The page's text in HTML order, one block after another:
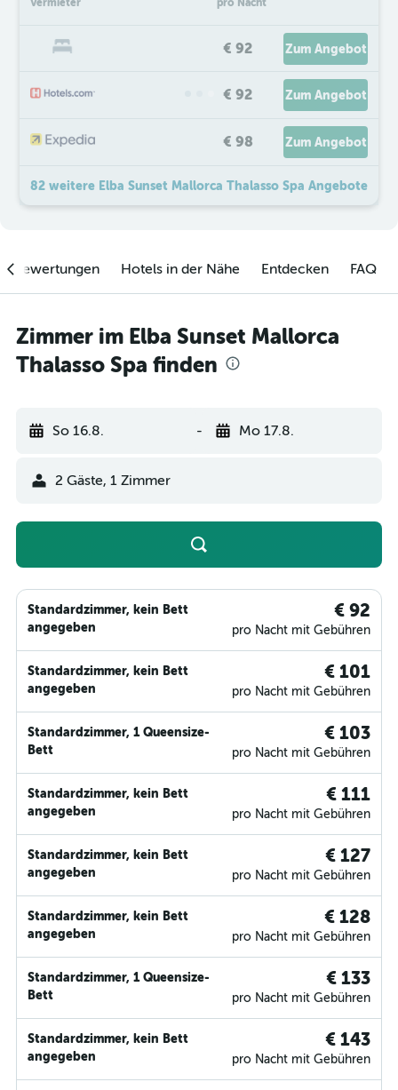
Vermieter pro Nacht
€ 92 Zum Angebot
€ 92 Zum Angebot
€ 98 Zum Angebot
82 weitere Elba Sunset Mallorca Thalasso Spa Angebote
Hotels in der Nähe Entdecken FAQ
Zimmer im Elba Sunset Mallorca
Thalasso Spa finden
So 16.8. - Mo 17.8.
2 Gäste, 1 Zimmer
Standardzimmer, kein Bett
angegeben
€ 92
pro Nacht mit Gebühren
Standardzimmer, kein Bett
angegeben
€ 101
pro Nacht mit Gebühren
Standardzimmer, 1 Queensize-
Bett
€ 103
pro Nacht mit Gebühren
Standardzimmer, kein Bett
angegeben
€ 111
pro Nacht mit Gebühren
Standardzimmer, kein Bett
angegeben
€ 127
pro Nacht mit Gebühren
Standardzimmer, kein Bett
angegeben
€ 128
pro Nacht mit Gebühren
Standardzimmer, 1 Queensize-
Bett
€ 133
pro Nacht mit Gebühren
Standardzimmer, kein Bett
angegeben
€ 143
pro Nacht mit Gebühren